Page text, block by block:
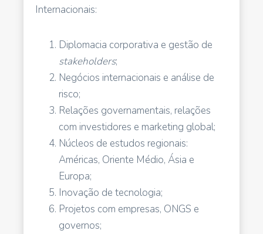
Internacionais:
Diplomacia corporativa e gestão de
stakeholders;
Negócios internacionais e análise de
risco;
Relações governamentais, relações
com investidores e marketing global;
Núcleos de estudos regionais:
Américas, Oriente Médio, Ásia e
Europa;
Inovação de tecnologia;
Projetos com empresas, ONGS e
governos;